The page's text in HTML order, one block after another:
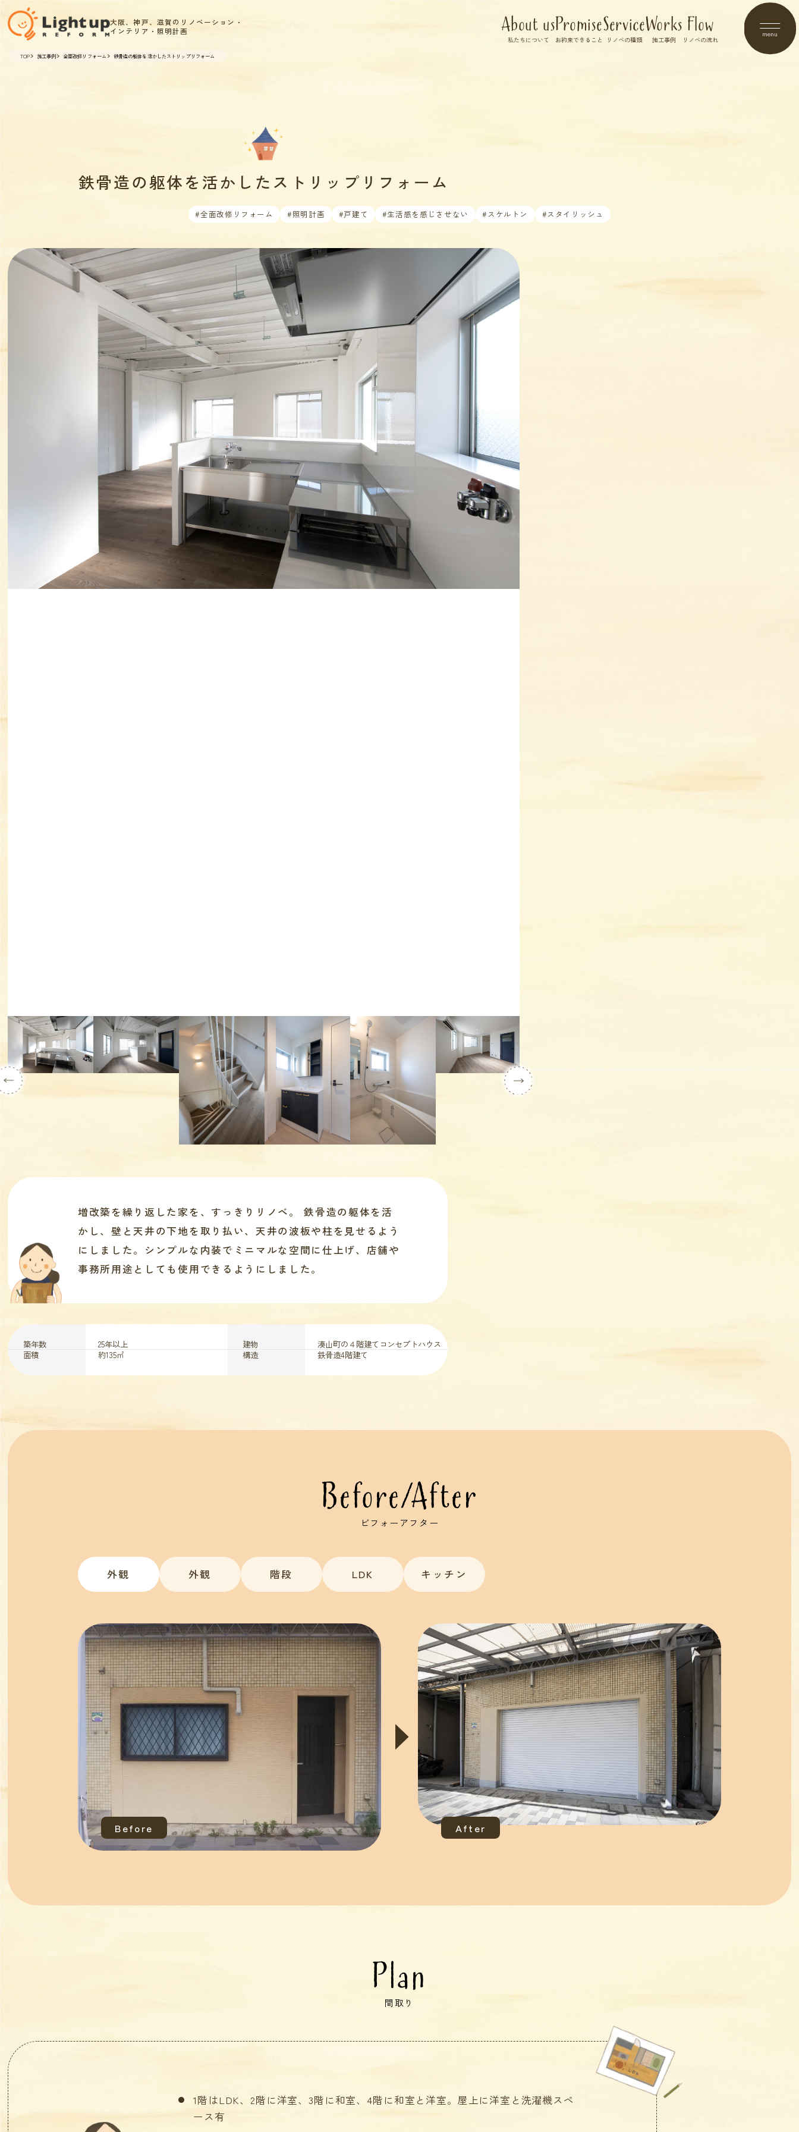
大阪、神戸、滋賀のリノベーション・
インテリア・照明計画
About us
私たちについて
Promise
お約束できること
Service
リノベの種類
Works
施工事例
Flow
リノベの流れ
menu
TOP 施工事例 全面改修リフォーム 鉄骨造の躯体を活かしたストリップリフォーム
鉄骨造の躯体を活かしたストリップリフォーム
#全面改修リフォーム #照明計画 #戸建て #生活感を感じさせない #スケルトン #スタイリッシュ
増改築を繰り返した家を、すっきりリノベ。 鉄骨造の躯体を活
かし、壁と天井の下地を取り払い、天井の波板や柱を見せるよう
にしました。シンプルな内装でミニマルな空間に仕上げ、店舗や
事務所用途としても使用できるようにしました。
築年数 25年以上 建物
湊山町の４階建てコンセプトハウス
面積
約135㎡ 構造 鉄骨造4階建て
Before/After
ビフォーアフター
外観 外観 階段 LDK キッチン
Before After
Plan
間取り
1階はLDK、2階に洋室、3階に和室、4階に和室と洋室。屋上に洋室と洗濯機スペ
ース有